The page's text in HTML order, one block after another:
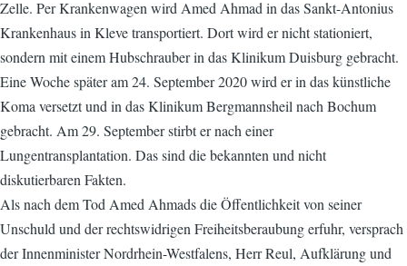
Zelle. Per Krankenwagen wird Amed Ahmad in das Sankt-Antonius
Krankenhaus in Kleve transportiert. Dort wird er nicht stationiert,
sondern mit einem Hubschrauber in das Klinikum Duisburg gebracht.
Eine Woche später am 24. September 2020 wird er in das künstliche
Koma versetzt und in das Klinikum Bergmannsheil nach Bochum
gebracht. Am 29. September stirbt er nach einer
Lungentransplantation. Das sind die bekannten und nicht
diskutierbaren Fakten.
Als nach dem Tod Amed Ahmads die Öffentlichkeit von seiner
Unschuld und der rechtswidrigen Freiheitsberaubung erfuhr, versprach
der Innenminister Nordrhein-Westfalens, Herr Reul, Aufklärung und